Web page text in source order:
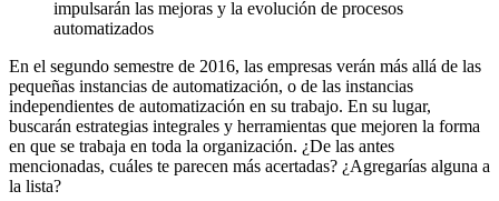
impulsarán las mejoras y la evolución de procesos
automatizados
En el segundo semestre de 2016, las empresas verán más allá de las
pequeñas instancias de automatización, o de las instancias
independientes de automatización en su trabajo. En su lugar,
buscarán estrategias integrales y herramientas que mejoren la forma
en que se trabaja en toda la organización. ¿De las antes
mencionadas, cuáles te parecen más acertadas? ¿Agregarías alguna a
la lista?